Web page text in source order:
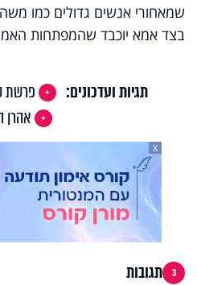
שמאחורי אנשים גדולים כמו
בצד אמא יוכבד שהמפתחות
תגיות ועדכונים: פרשת
אהרן
X
3 תגובות